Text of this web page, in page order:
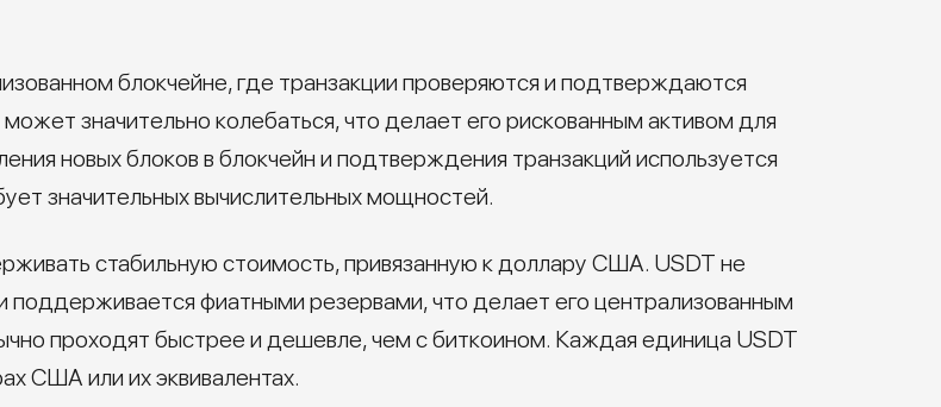
блокчейне, где транзакции проверяются и подтверждаются
значительно колебаться, что делает его рискованным активом для
новых блоков в блокчейн и подтверждения транзакций используется
значительных вычислительных мощностей.
стабильную стоимость, привязанную к доллару США. USDT не
поддерживается фиатными резервами, что делает его централизованным
проходят быстрее и дешевле, чем с биткоином. Каждая единица USDT
США или их эквивалентах.